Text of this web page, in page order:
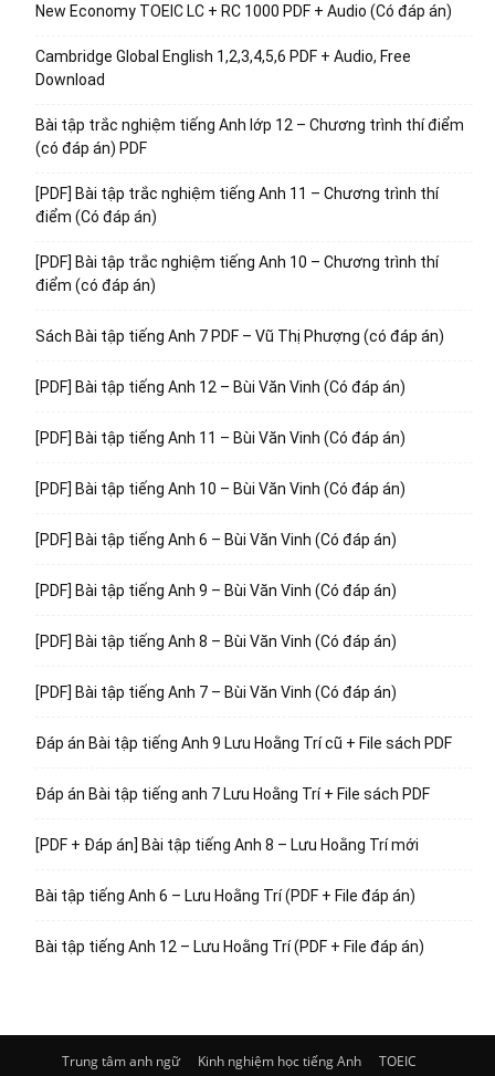
New Economy TOEIC LC + RC 1000 PDF + Audio (Có đáp án)
Cambridge Global English 1,2,3,4,5,6 PDF + Audio, Free
Download
Bài tập trắc nghiệm tiếng Anh lớp 12 – Chương trình thí điểm
(có đáp án) PDF
[PDF] Bài tập trắc nghiệm tiếng Anh 11 – Chương trình thí
điểm (Có đáp án)
[PDF] Bài tập trắc nghiệm tiếng Anh 10 – Chương trình thí
điểm (có đáp án)
Sách Bài tập tiếng Anh 7 PDF – Vũ Thị Phượng (có đáp án)
[PDF] Bài tập tiếng Anh 12 – Bùi Văn Vinh (Có đáp án)
[PDF] Bài tập tiếng Anh 11 – Bùi Văn Vinh (Có đáp án)
[PDF] Bài tập tiếng Anh 10 – Bùi Văn Vinh (Có đáp án)
[PDF] Bài tập tiếng Anh 6 – Bùi Văn Vinh (Có đáp án)
[PDF] Bài tập tiếng Anh 9 – Bùi Văn Vinh (Có đáp án)
[PDF] Bài tập tiếng Anh 8 – Bùi Văn Vinh (Có đáp án)
[PDF] Bài tập tiếng Anh 7 – Bùi Văn Vinh (Có đáp án)
Đáp án Bài tập tiếng Anh 9 Lưu Hoằng Trí cũ + File sách PDF
Đáp án Bài tập tiếng anh 7 Lưu Hoằng Trí + File sách PDF
[PDF + Đáp án] Bài tập tiếng Anh 8 – Lưu Hoằng Trí mới
Bài tập tiếng Anh 6 – Lưu Hoằng Trí (PDF + File đáp án)
Bài tập tiếng Anh 12 – Lưu Hoằng Trí (PDF + File đáp án)
Trung tâm anh ngữ Kinh nghiệm học tiếng Anh
TOEIC